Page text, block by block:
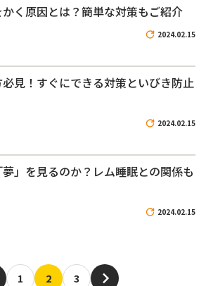
かく原因とは？簡単な対策もご紹介
2024.02.15
見！すぐにできる対策といびき防止
2024.02.15
」を見るのか？レム睡眠との関係も
2024.02.15
1 2 3